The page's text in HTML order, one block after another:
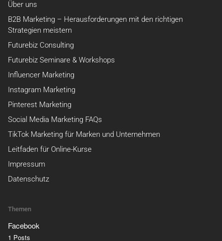
Über uns
B2B Marketing – Herausforderungen mit den richtigen
Strategien meistern
Futurebiz Consulting
Futurebiz Seminare & Workshops
Influencer Marketing
Instagram Marketing
Pinterest Marketing
Social Media Marketing FAQs
TikTok Marketing für Marken und Unternehmen
Leitfaden für Online-Kurse
Impressum
Datenschutz
Themen
Facebook
1 Posts